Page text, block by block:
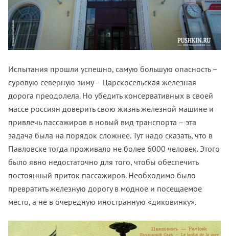
Испытания прошли успешно, самую большую опасность –
суровую северную зиму – Царскосельская железная
дорога преодолела. Но убедить консервативных в своей
массе россиян доверить свою жизнь железной машине и
привлечь пассажиров в новый вид транспорта – эта
задача была на порядок сложнее. Тут надо сказать, что в
Павловске тогда проживало не более 6000 человек. Этого
было явно недостаточно для того, чтобы обеспечить
постоянный приток пассажиров. Необходимо было
превратить железную дорогу в модное и посещаемое
место, а не в очередную иностранную «диковинку».